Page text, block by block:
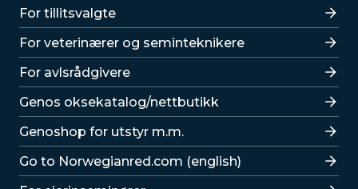
For tillitsvalgte
For veterinærer og seminteknikere
For avlsrådgivere
Lenker
Genos oksekatalog/nettbutikk
Genoshop for utstyr m.m.
Go to Norwegianred.com (english)